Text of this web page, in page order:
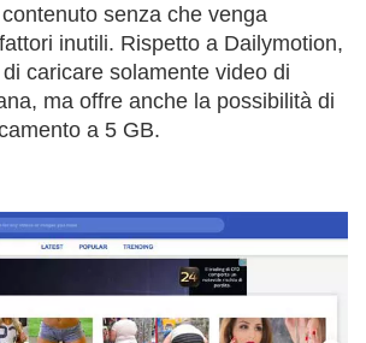
senza che venga
inutili. Rispetto a Dailymotion,
caricare solamente video di
ma offre anche la possibilità di
a 5 GB.